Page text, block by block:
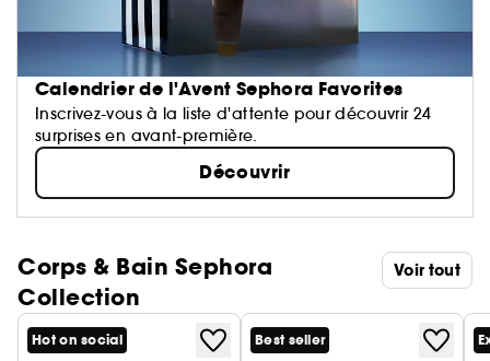
Calendrier de l'Avent Sephora Favorites
Inscrivez-vous à la liste d'attente pour découvrir 24
surprises en avant-première.
Découvrir
Corps & Bain Sephora
Collection
Voir tout
Hot on social Best seller